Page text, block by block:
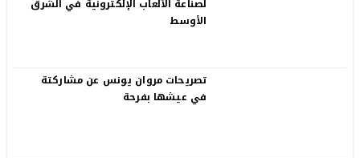
لصناعة الألعاب الإلكترونية في الشرق
الأوسط
تصريحات مروان يونس عن مشاركتة
في عيشها بفرحة